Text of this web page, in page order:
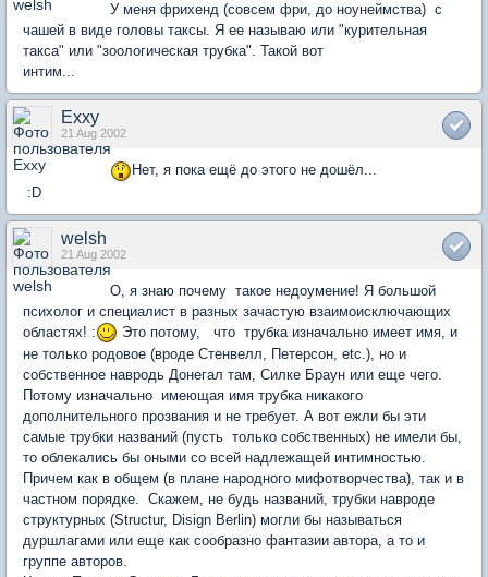
У меня фрихенд (совсем фри, до ноунеймства) с
чашей в виде головы таксы. Я ее называю или "курительная
такса" или "зоологическая трубка". Такой вот
интим...
Exxy
21 Aug 2002
Нет, я пока ещё до этого не дошёл...
:D
welsh
21 Aug 2002
О, я знаю почему такое недоумение! Я большой
психолог и специалист в разных зачастую взаимоисключающих
областях! :
Это потому, что трубка изначально имеет имя, и
не только родовое (вроде Стенвелл, Петерсон, etc.), но и
собственное навродь Донегал там, Силке Браун или еще чего.
Потому изначально имеющая имя трубка никакого
дополнительного прозвания и не требует. А вот ежли бы эти
самые трубки названий (пусть только собственных) не имели бы,
то облекались бы оными со всей надлежащей интимностью.
Причем как в общем (в плане народного мифотворчества), так и в
частном порядке. Скажем, не будь названий, трубки навроде
структурных (Structur, Disign Berlin) могли бы называться
дуршлагами или еще как сообразно фантазии автора, а то и
группе авторов.